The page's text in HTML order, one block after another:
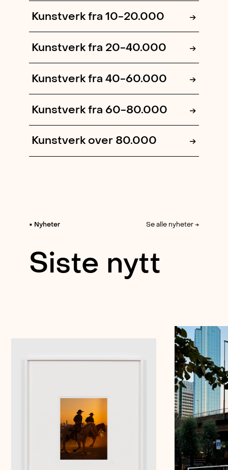
Kunstverk fra 10-20.000 →
Kunstverk fra 20-40.000 →
Kunstverk fra 40-60.000 →
Kunstverk fra 60-80.000 →
Kunstverk over 80.000 →
▪︎ Nyheter Se alle nyheter→
Siste nytt